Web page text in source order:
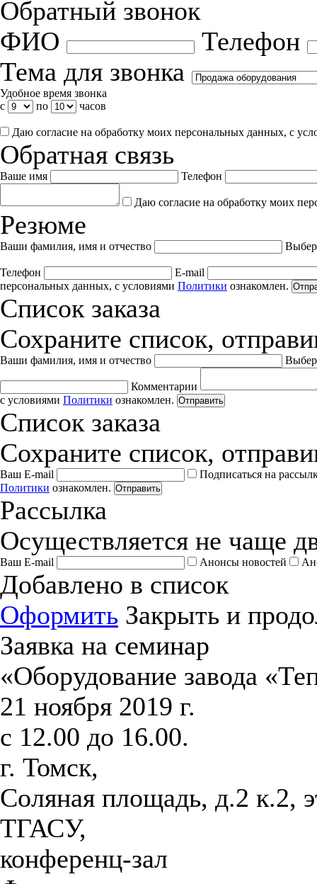
Обратный звонок
ФИО
Телефон
Тема для звонка
Удобное время звонка
с
по часов
Даю согласие на обработку моих персональных данных, с
Обратная связь
Ваше имя Телефон
Даю согласие на обработку моих
Резюме
Ваши фамилия, имя и отчество
Телефон
E-mail
персональных данных, с условиями Политики ознакомлен.
Список заказа
Сохраните список,
Ваши фамилия, имя и отчество
Комментарии
с условиями Политики ознакомлен. Отправить
Список заказа
Сохраните список,
Ваш E-mail
Подписаться на
Политики ознакомлен. Отправить
Рассылка
Осуществляется не чаще
Ваш E-mail Анонсы новостей
Добавлено в список
Оформить Закрыть и
Заявка на семинар
«Оборудование завода
21 ноября 2019 г.
с 12.00 до 16.00.
г. Томск,
Соляная площадь, д.2 к.2,
ТГАСУ,
конференц-зал